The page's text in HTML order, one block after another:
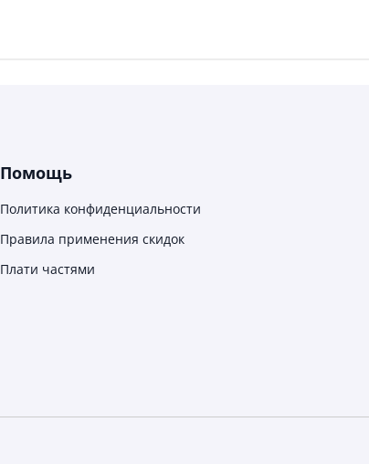
Помощь
Политика конфиденциальности
Правила применения скидок
Плати частями